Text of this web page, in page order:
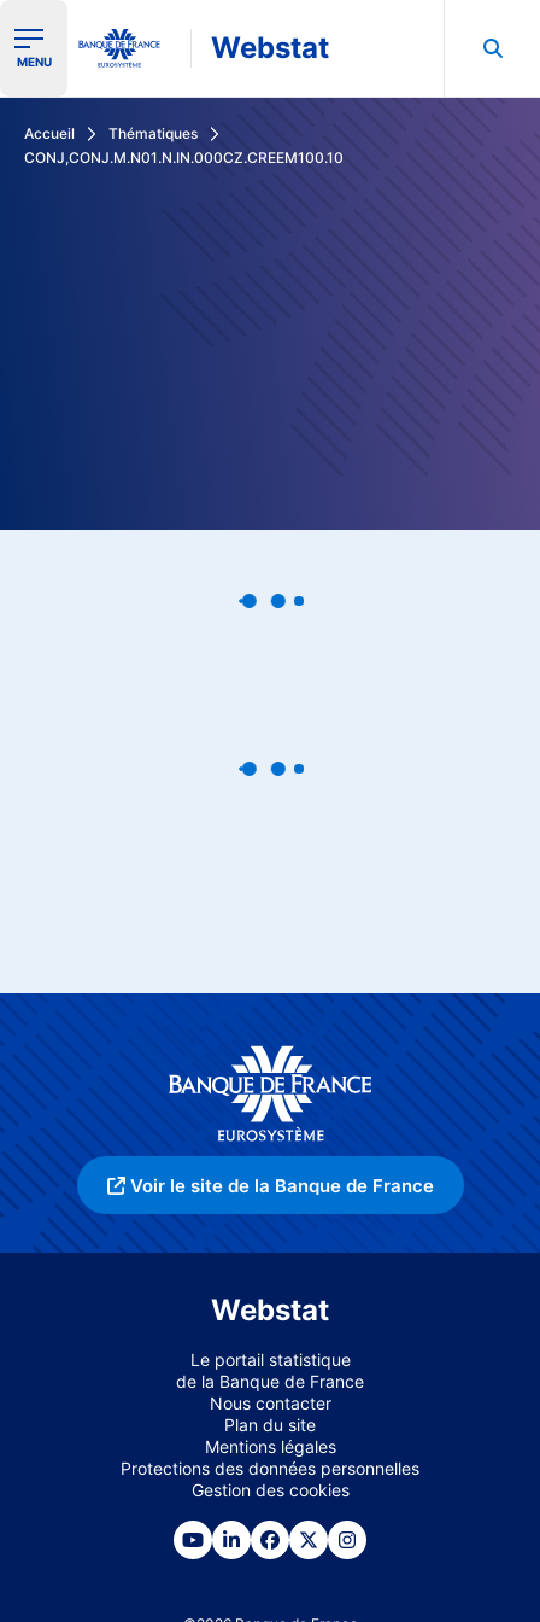
Ouvrir le menu de navigation
MENU Webstat
Accueil
Thématiques
CONJ,CONJ.M.N01.N.IN.000CZ.CREEM100.10
Voir le site de la Banque de France
Webstat
Le portail statistique
de la Banque de France
Nous contacter
Plan du site
Mentions légales
Protections des données personnelles
Gestion des cookies